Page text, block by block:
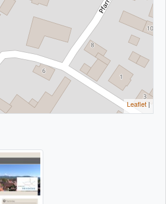
Leaflet |